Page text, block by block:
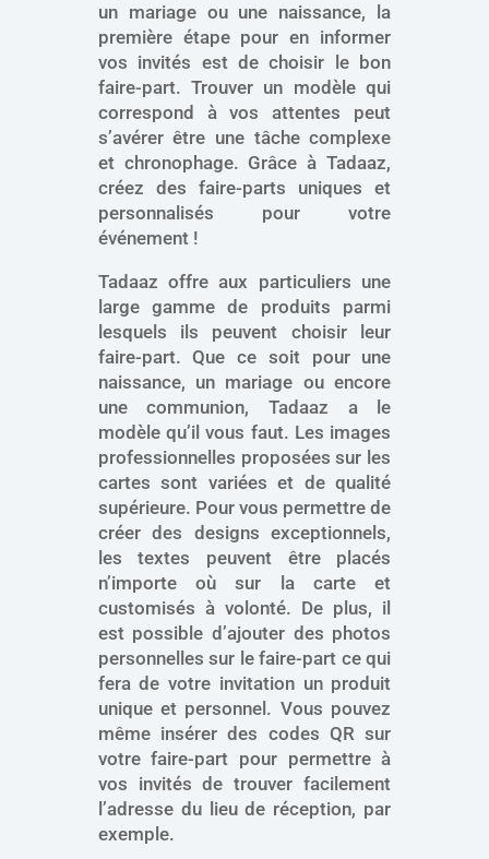
un mariage ou une naissance, la
première étape pour en informer
vos invités est de choisir le bon
faire-part. Trouver un modèle qui
correspond à vos attentes peut
s’avérer être une tâche complexe
et chronophage. Grâce à Tadaaz,
créez des faire-parts uniques et
personnalisés pour votre
événement !
Tadaaz offre aux particuliers une
large gamme de produits parmi
lesquels ils peuvent choisir leur
faire-part. Que ce soit pour une
naissance, un mariage ou encore
une communion, Tadaaz a le
modèle qu’il vous faut. Les images
professionnelles proposées sur les
cartes sont variées et de qualité
supérieure. Pour vous permettre de
créer des designs exceptionnels,
les textes peuvent être placés
n’importe où sur la carte et
customisés à volonté. De plus, il
est possible d’ajouter des photos
personnelles sur le faire-part ce qui
fera de votre invitation un produit
unique et personnel. Vous pouvez
même insérer des codes QR sur
votre faire-part pour permettre à
vos invités de trouver facilement
l’adresse du lieu de réception, par
exemple.